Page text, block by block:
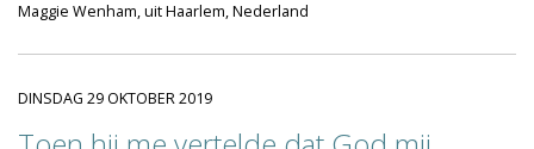
Maggie Wenham, uit Haarlem, Nederland
DINSDAG 29 OKTOBER 2019